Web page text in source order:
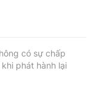
có sự chấp
phát hành lại